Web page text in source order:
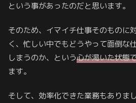
という事があったのだと思います。
そのため、イマイチ仕事そのものに
く、忙しい中でもどうやって面倒な
しまうのか、という心が渇いた状態
ます。
そして、効率化できた業務もありま